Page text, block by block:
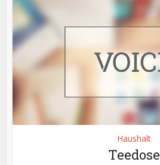
Haushalt
Teedose